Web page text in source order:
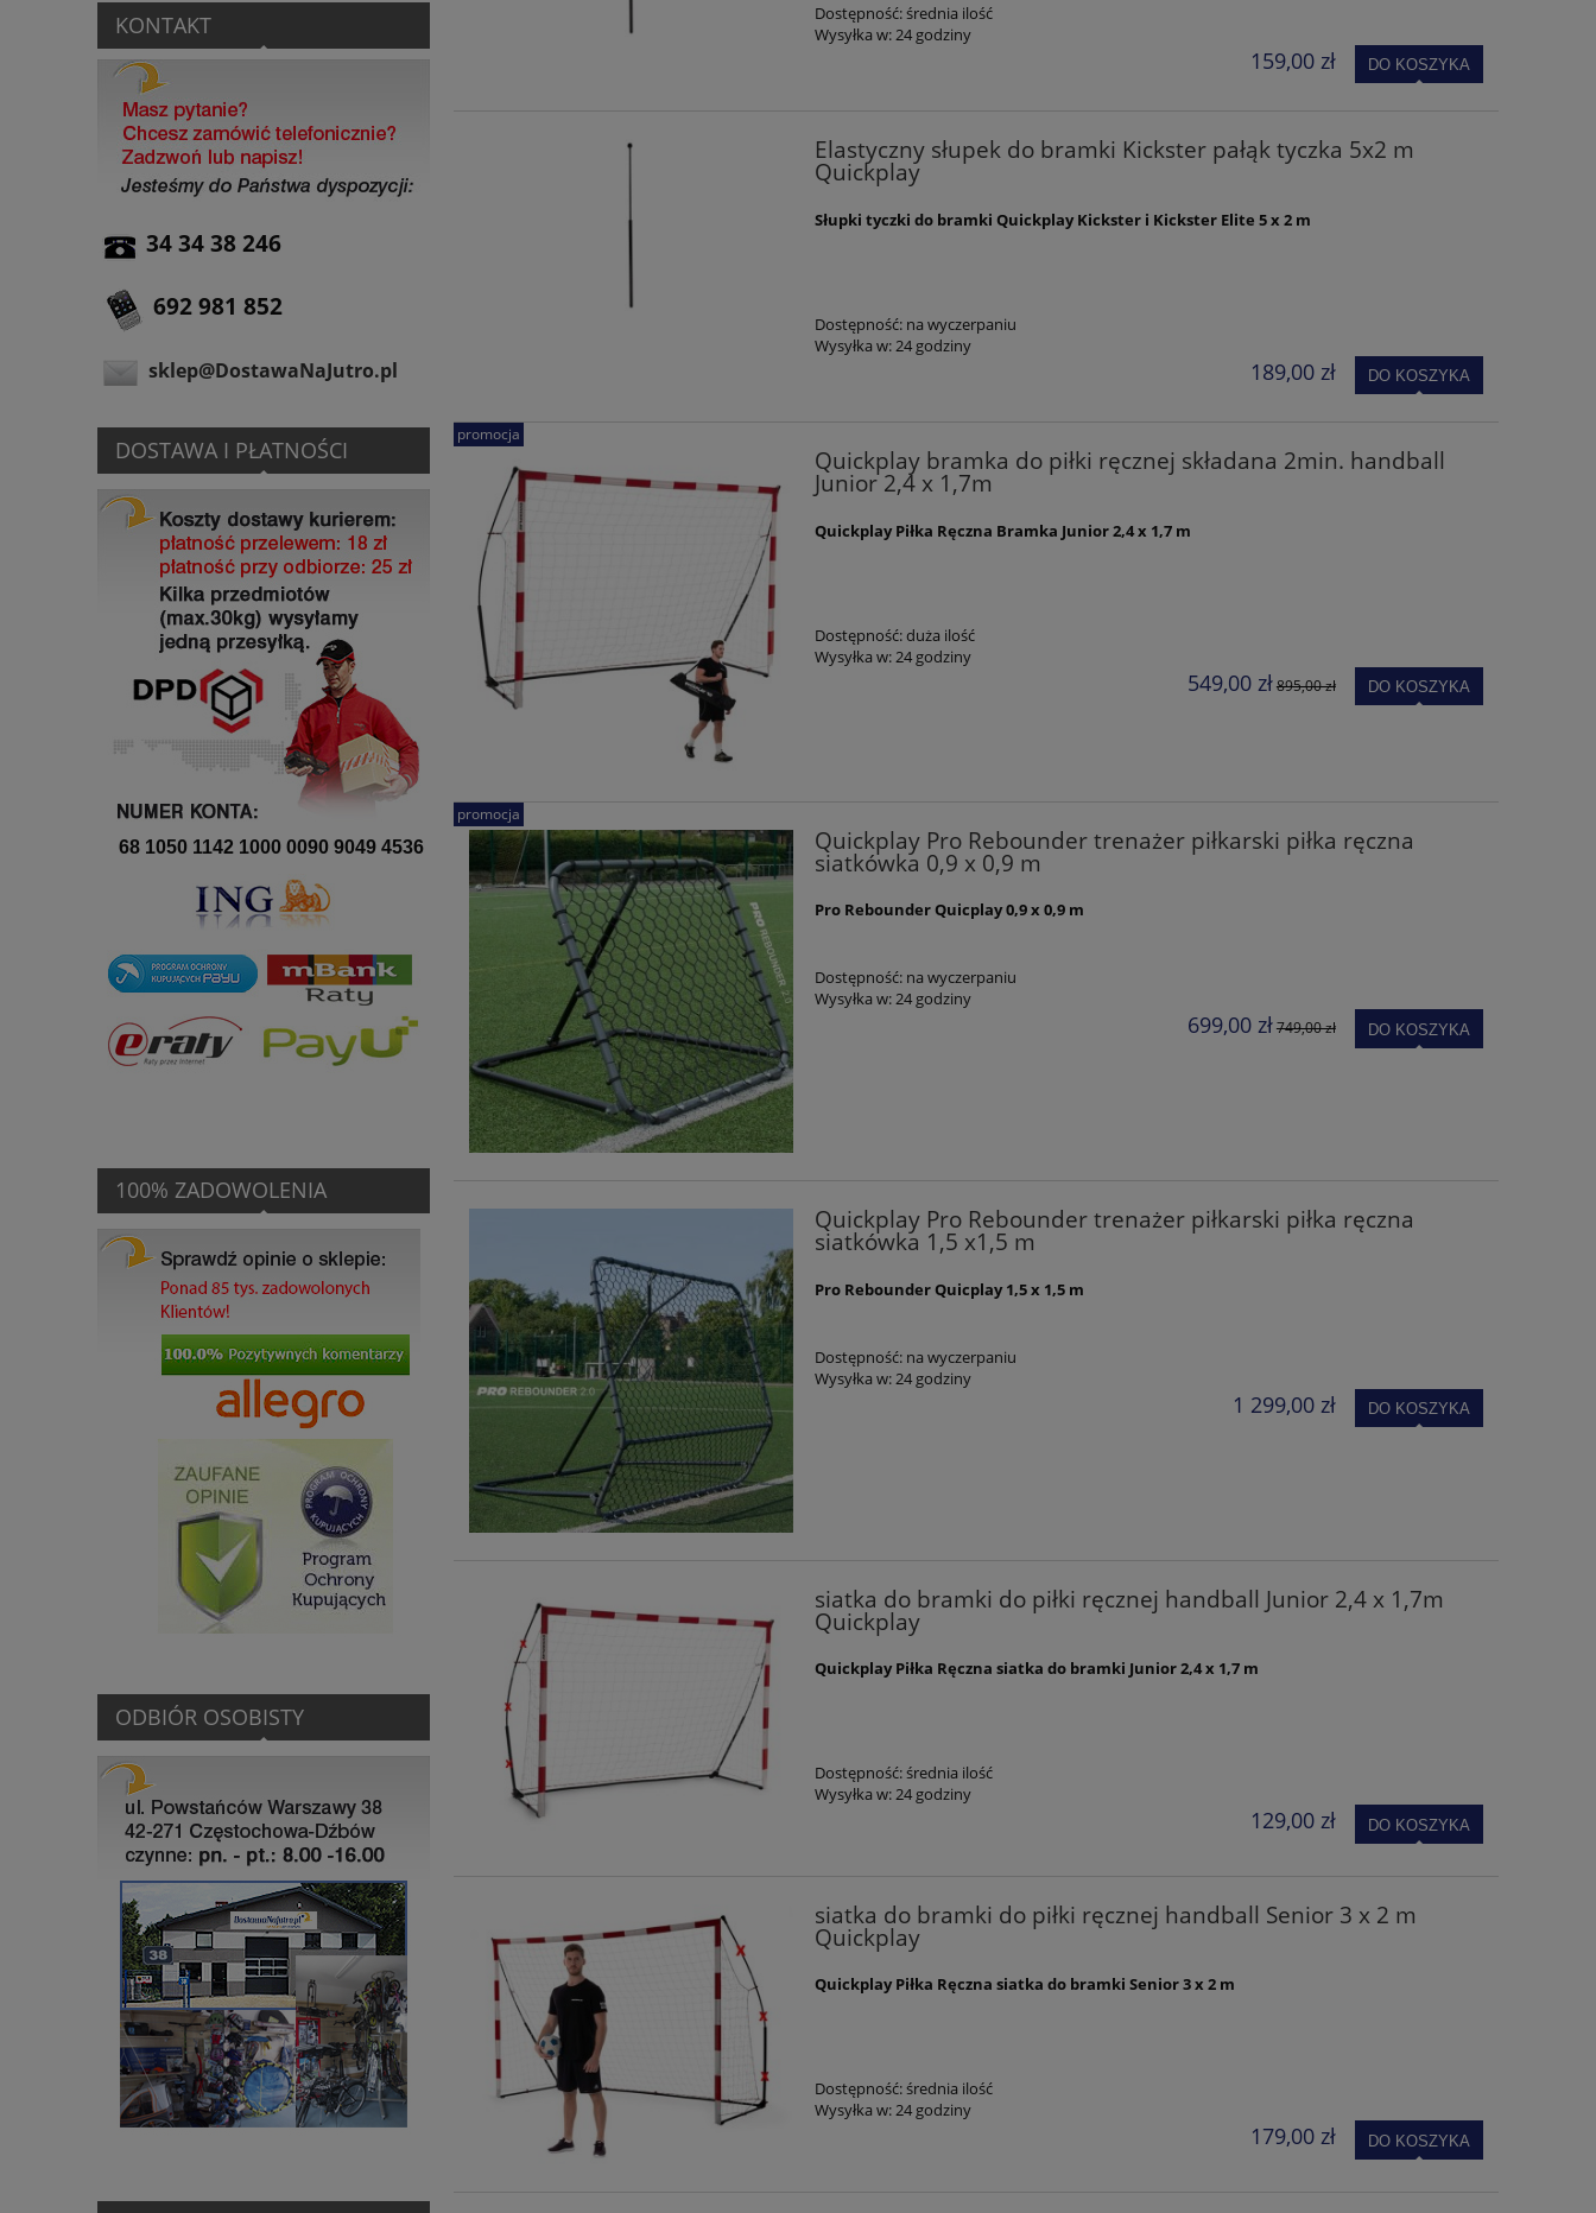
KONTAKT
34 34 38 246
692 981 852
sklep@DostawaNaJutro.pl
DOSTAWA I PŁATNOŚCI
68 1050 1142 1000 0090 9049 4536
100% ZADOWOLENIA
ODBIÓR OSOBISTY
Dostępność:średnia ilość
Wysyłka w:24 godziny
159,00 zł DO KOSZYKA
Elastyczny słupek do bramki Kickster pałąk tyczka 5x2 m
Quickplay
Słupki tyczki do bramki Quickplay Kickster i Kickster Elite 5 x 2 m
Dostępność: na wyczerpaniu
Wysyłka w:24 godziny
189,00 zł DO KOSZYKA
Quickplay bramka do piłki ręcznej składana 2min. handball
Junior 2,4 x 1,7m
Quickplay Piłka Ręczna Bramka Junior 2,4 x 1,7 m
Dostępność:duża ilość
Wysyłka w:24 godziny
549,00 zł895,00 zł DO KOSZYKA
promocja
Quickplay Pro Rebounder trenażer piłkarski piłka ręczna
siatkówka 0,9 x 0,9 m
Pro Rebounder Quicplay 0,9 x 0,9 m
Dostępność: na wyczerpaniu
Wysyłka w:24 godziny
699,00 zł749,00 zł DO KOSZYKA
promocja
Quickplay Pro Rebounder trenażer piłkarski piłka ręczna
siatkówka 1,5 x1,5 m
Pro Rebounder Quicplay 1,5 x 1,5 m
Dostępność: na wyczerpaniu
Wysyłka w:24 godziny
1 299,00 zł DO KOSZYKA
siatka do bramki do piłki ręcznej handball Junior 2,4 x 1,7m
Quickplay
Quickplay Piłka Ręczna siatka do bramki Junior 2,4 x 1,7 m
Dostępność:średnia ilość
Wysyłka w:24 godziny
129,00 zł DO KOSZYKA
siatka do bramki do piłki ręcznej handball Senior 3 x 2 m
Quickplay
Quickplay Piłka Ręczna siatka do bramki Senior 3 x 2 m
Dostępność:średnia ilość
Wysyłka w:24 godziny
179,00 zł DO KOSZYKA